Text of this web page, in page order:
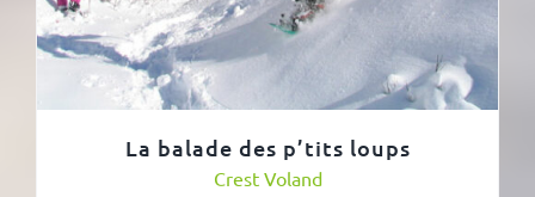
La balade des p’tits loups
Crest Voland